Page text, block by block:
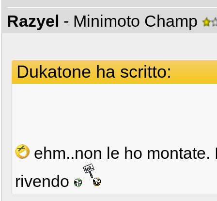
Razyel - Minimoto Champ
Dukatone ha scritto:
ehm..non le ho
rivendo